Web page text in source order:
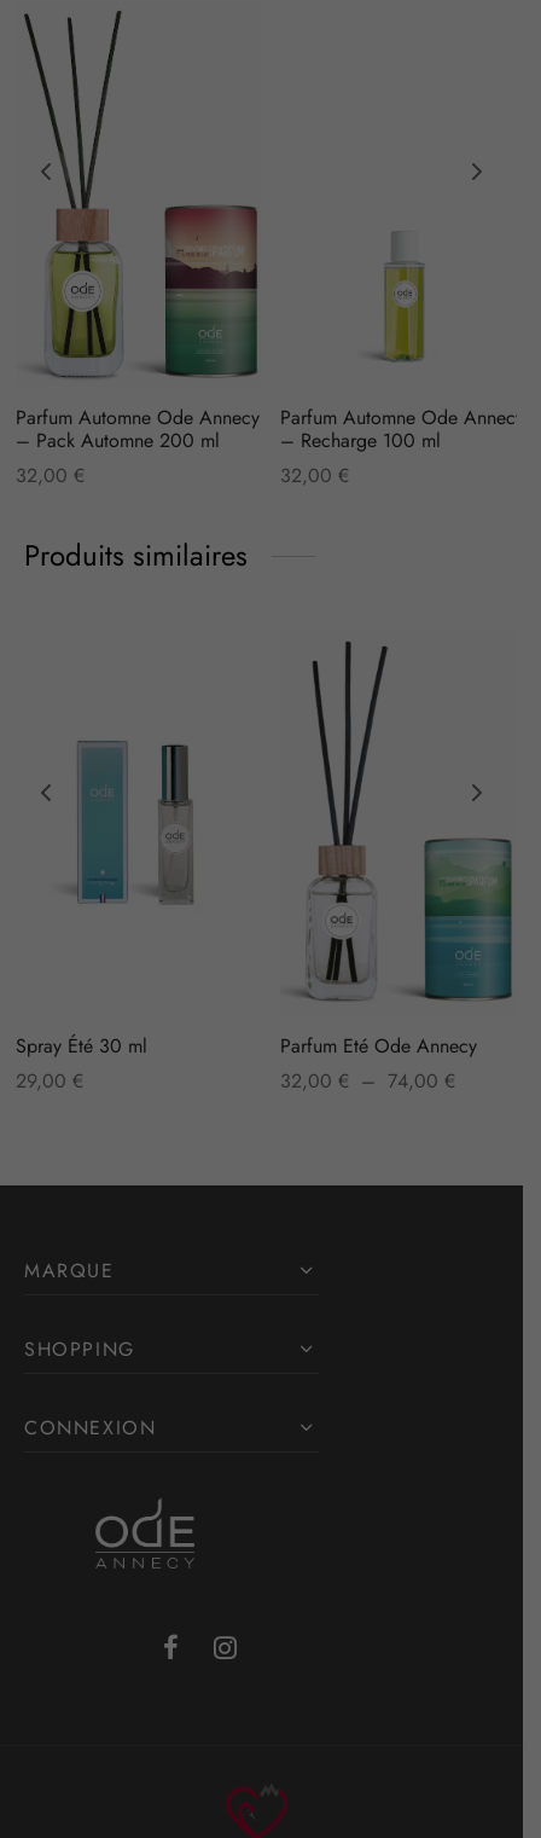
Parfum Automne Ode Annecy
– Pack Automne 200 ml
32,00 €
Parfum Automne Ode Annecy
– Recharge 100 ml
32,00 €
Produits similaires
Spray Été 30 ml
29,00 €
Parfum Eté Ode Annecy
32,00 € – 74,00 €Plage
MARQUE
SHOPPING
CONNEXION